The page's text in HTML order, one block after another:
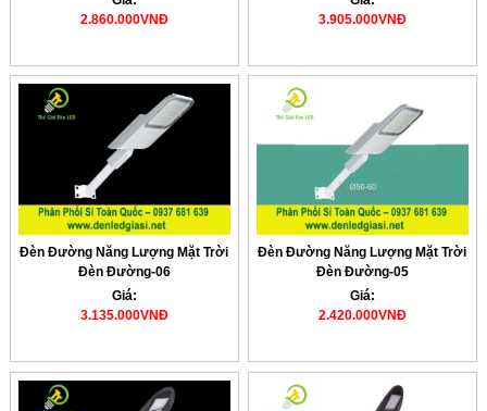
2.860.000VNĐ
3.905.000VNĐ
Đèn Đường Năng Lượng Mặt Trời
Đèn Đường-06
Giá:
3.135.000VNĐ
Đèn Đường Năng Lượng Mặt Trời
Đèn Đường-05
Giá:
2.420.000VNĐ